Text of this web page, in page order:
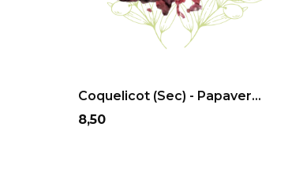
Coquelicot (sec) - Papaver...
Prix
8,50